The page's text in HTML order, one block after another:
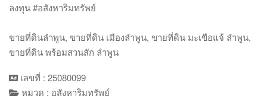
ลงทุน #อสังหาริมทรัพย์
ขายที่ดินลำพูน, ขายที่ดิน เมืองลำพูน, ขายที่ดิน มะเขือแจ้ ลำพูน,
ขายที่ดิน พร้อมสวนสัก ลำพูน
เลขที่ : 25080099
หมวด : อสังหาริมทรัพย์